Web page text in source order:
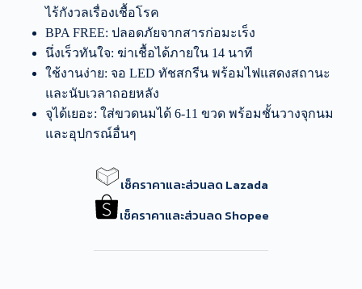
ไร้กังวลเรื่องเชื้อโรค
BPA FREE: ปลอดภัยจากสารก่อมะเร็ง
นึ่งเร็วทันใจ: ฆ่าเชื้อได้ภายใน 14 นาที
ใช้งานง่าย: จอ LED ทัชสกรีน พร้อมไฟแสดงสถานะ
และนับเวลาถอยหลัง
จุได้เยอะ: ใส่ขวดนมได้ 6-11 ขวด พร้อมชั้นวางจุกนม
และอุปกรณ์อื่นๆ
เช็คราคาและส่วนลด Lazada
เช็คราคาและส่วนลด Shopee